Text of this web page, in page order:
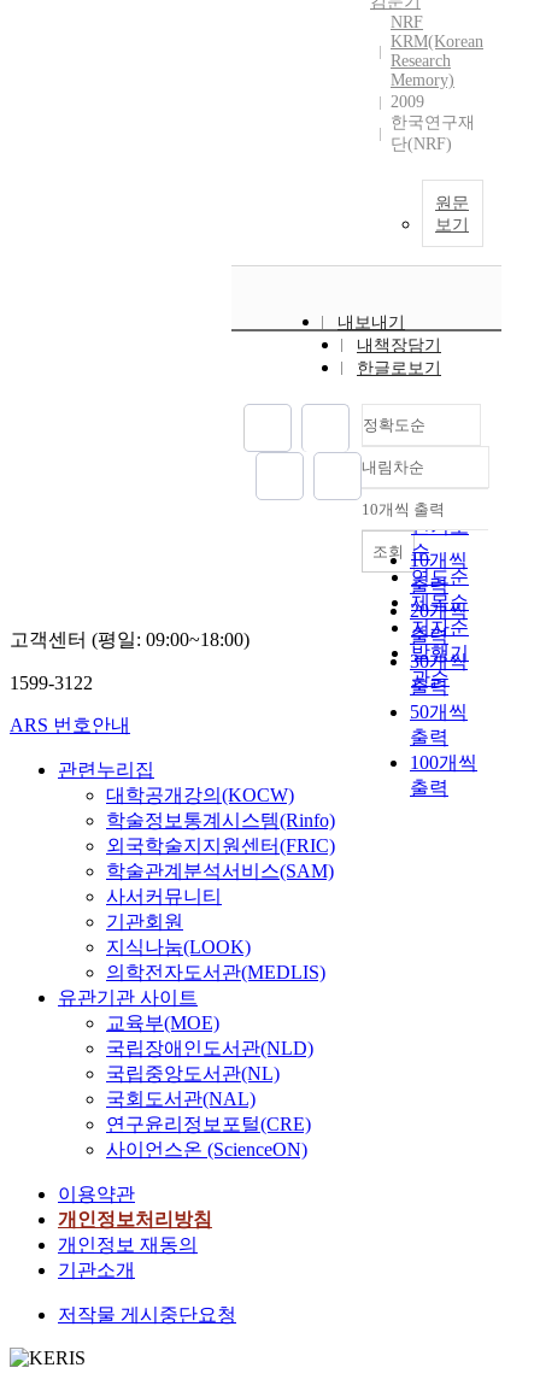
NRF
KRM(Korean
Research
Memory)
2009
한국연구재
단(NRF)
원문
보기
내보내기
내책장담기
한글로보기
정확도순
정확도
순
인기도
순
연도순
제목순
저자순
발행기
관순
내림차순
내림차순
10개씩 출력
10개씩
출력
20개씩
출력
30개씩
출력
50개씩
출력
100개씩
출력
조회
고객센터 (평일: 09:00~18:00)
1599-3122
ARS 번호안내
관련누리집
대학공개강의(KOCW)
학술정보통계시스템(Rinfo)
외국학술지지원센터(FRIC)
학술관계분석서비스(SAM)
사서커뮤니티
기관회원
지식나눔(LOOK)
의학전자도서관(MEDLIS)
유관기관 사이트
교육부(MOE)
국립장애인도서관(NLD)
국립중앙도서관(NL)
국회도서관(NAL)
연구윤리정보포털(CRE)
사이언스온 (ScienceON)
이용약관
개인정보처리방침
개인정보 재동의
기관소개
저작물 게시중단요청